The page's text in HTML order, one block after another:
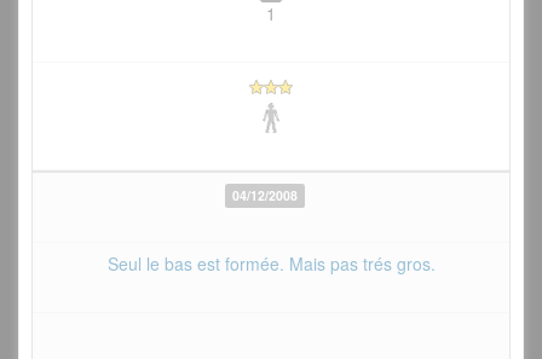
1
04/12/2008
Seul le bas est formée. Mais pas trés gros.